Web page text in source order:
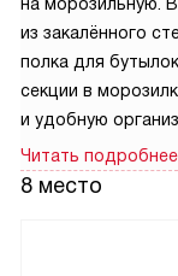
из закалённого
полка для
секции в
и удобную
Читать подробнее
8 место